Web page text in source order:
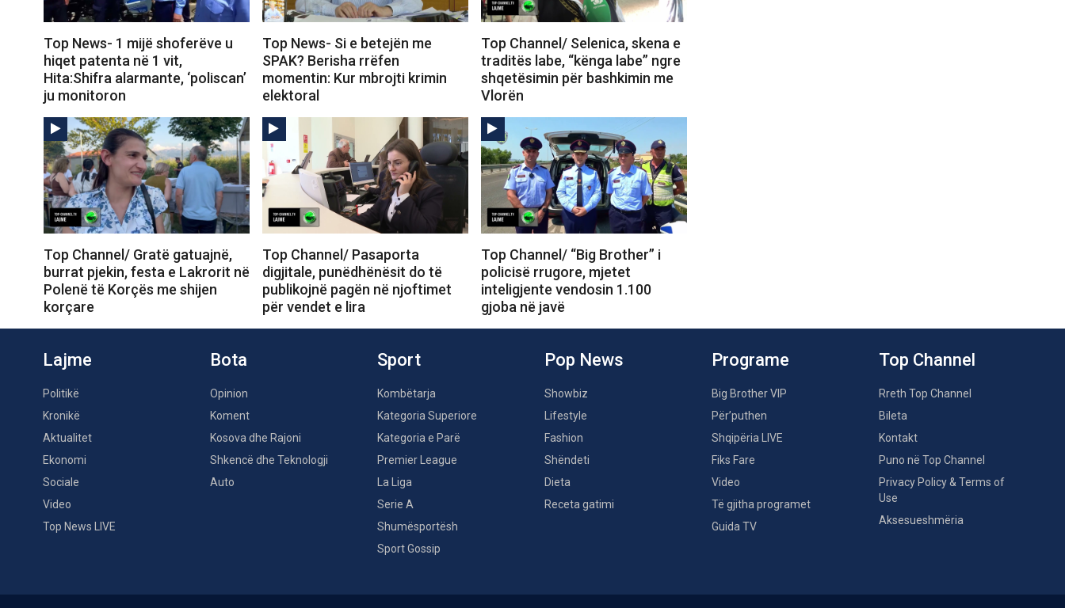
Top News- 1 mijë shoferëve u
hiqet patenta në 1 vit,
Hita:Shifra alarmante, ‘poliscan’
ju monitoron
Top News- Si e betejën me
SPAK? Berisha rrëfen
momentin: Kur mbrojti krimin
elektoral
Top Channel/ Selenica, skena e
traditës labe, “kënga labe” ngre
shqetësimin për bashkimin me
Vlorën
Top Channel/ Gratë gatuajnë,
burrat pjekin, festa e Lakrorit në
Polenë të Korçës me shijen
korçare
Top Channel/ Pasaporta
digjitale, punëdhënësit do të
publikojnë pagën në njoftimet
për vendet e lira
Top Channel/ “Big Brother” i
policisë rrugore, mjetet
inteligjente vendosin 1.100
gjoba në javë
Lajme
Politikë
Kronikë
Aktualitet
Ekonomi
Sociale
Video
Top News LIVE
Bota
Opinion
Koment
Kosova dhe Rajoni
Shkencë dhe Teknologji
Auto
Sport
Kombëtarja
Kategoria Superiore
Kategoria e Parë
Premier League
La Liga
Serie A
Shumësportësh
Sport Gossip
Pop News
Showbiz
Lifestyle
Fashion
Shëndeti
Dieta
Receta gatimi
Programe
Big Brother VIP
Për’puthen
Shqipëria LIVE
Fiks Fare
Video
Të gjitha programet
Guida TV
Top Channel
Rreth Top Channel
Bileta
Kontakt
Puno në Top Channel
Privacy Policy & Terms of
Use
Aksesueshmëria